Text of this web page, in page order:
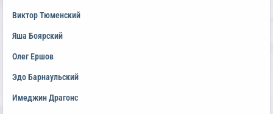
Виктор Тюменский
Яша Боярский
Олег Ершов
Эдо Барнаульский
Имеджин Драгонс